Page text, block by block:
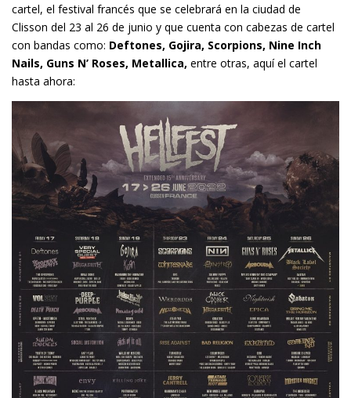
cartel, el festival francés que se celebrará en la ciudad de
Clisson del 23 al 26 de junio y que cuenta con cabezas de cartel
con bandas como: Deftones, Gojira, Scorpions, Nine Inch
Nails, Guns N’ Roses, Metallica, entre otras, aquí el cartel
hasta ahora: